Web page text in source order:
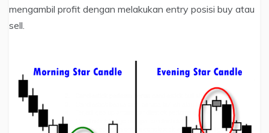
mengambil profit dengan melakukan entry posisi buy atau
sell.